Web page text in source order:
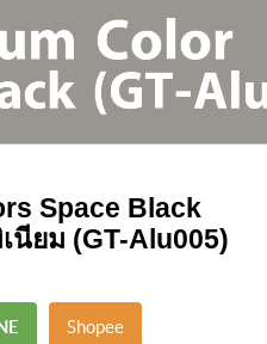
Space Black
นียม (GT-Alu005)
Shopee